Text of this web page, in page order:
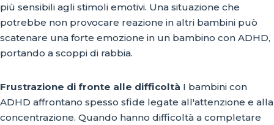
più sensibili agli stimoli emotivi. Una situazione che
potrebbe non provocare reazione in altri bambini può
scatenare una forte emozione in un bambino con ADHD,
portando a scoppi di rabbia.
Frustrazione di fronte alle difficoltà I bambini con
ADHD affrontano spesso sfide legate all'attenzione e alla
concentrazione. Quando hanno difficoltà a completare